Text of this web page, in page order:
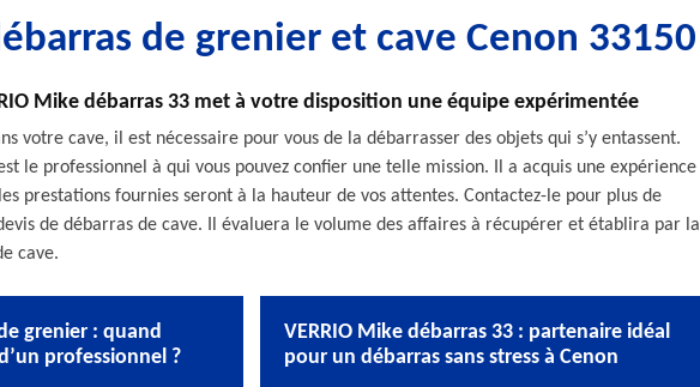
de grenier et cave Cenon 33150
Mike débarras 33 met à votre disposition une équipe expérimentée
votre cave, il est nécessaire pour vous de la débarrasser des objets qui s’y entassent.
le professionnel à qui vous pouvez confier une telle mission. Il a acquis une expérience
prestations fournies seront à la hauteur de vos attentes. Contactez-le pour plus de
de débarras de cave. Il évaluera le volume des affaires à récupérer et établira par la
cave.
grenier : quand
professionnel ?
VERRIO Mike débarras 33 : partenaire idéal
pour un débarras sans stress à Cenon